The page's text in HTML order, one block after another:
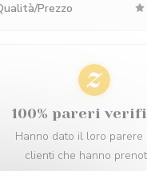
Prezzo
100% pareri
Hanno dato il loro parere
clienti che hanno